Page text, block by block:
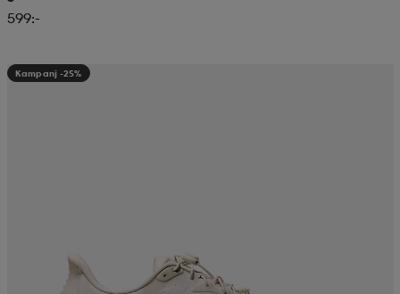
599:-
Kampanj -25%